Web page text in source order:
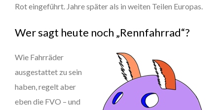
Rot eingeführt. Jahre später als in weiten Teilen Europas.
Wer sagt heute noch „Rennfahrrad“?
Wie Fahrräder
ausgestattet zu sein
haben, regelt aber
eben die FVO – und